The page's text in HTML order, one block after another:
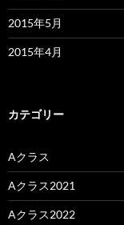
2015年5月
2015年4月
カテゴリー
Aクラス
Aクラス2021
Aクラス2022